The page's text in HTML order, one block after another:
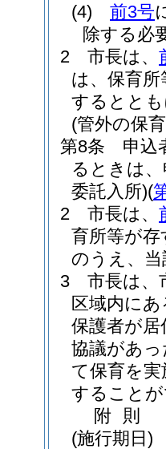
(4)
前3号
除する必
2
市長は、
は、保育所
するとと
(管外の保
第8条
申込
るときは
委託入所)(
2
市長は、
育所等が
のうえ、
3
市長は、
区域内に
保護者が
協議があ
て保育を
すること
附 則
(施行期日)